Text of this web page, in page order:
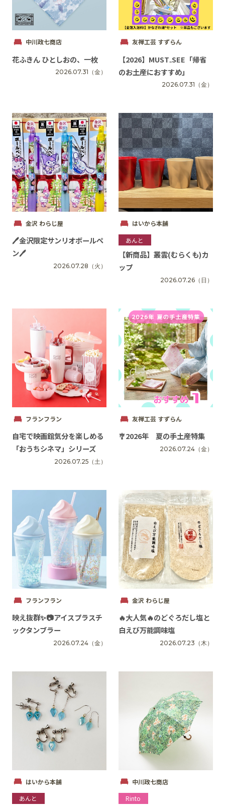
中川政七商店
花ふきん ひとしおの、一枚
2026.07.31 （金）
友禅工芸 すずらん
【2026】MUST₋SEE「帰省
のお土産におすすめ」
2026.07.31 （金）
金沢 わらじ屋
🖊️金沢限定サンリオボールペ
ン🖊️
2026.07.28 （火）
はいから本舗
あんと
【新商品】叢雲(むらくも)カ
ップ
2026.07.26 （日）
フランフラン
自宅で映画館気分を楽しめる
「おうちシネマ」シリーズ
2026.07.25 （土）
友禅工芸 すずらん
🎐2026年 夏の手土産特集
2026.07.24 （金）
フランフラン
映え抜群✨📷アイスプラスチ
ックタンブラー
2026.07.24 （金）
金沢 わらじ屋
🔥大人気🔥のどぐろだし塩と
白えび万能調味塩
2026.07.23 （木）
はいから本舗
あんと
中川政七商店
Rinto